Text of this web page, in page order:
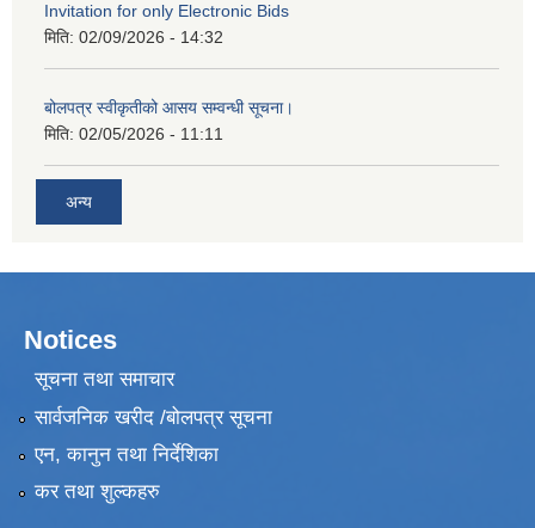
Invitation for only Electronic Bids
मिति: 02/09/2026 - 14:32
बोलपत्र स्वीकृतीको आसय सम्वन्धी सूचना।
मिति: 02/05/2026 - 11:11
अन्य
Notices
सूचना तथा समाचार
सार्वजनिक खरीद /बोलपत्र सूचना
एन, कानुन तथा निर्देशिका
कर तथा शुल्कहरु